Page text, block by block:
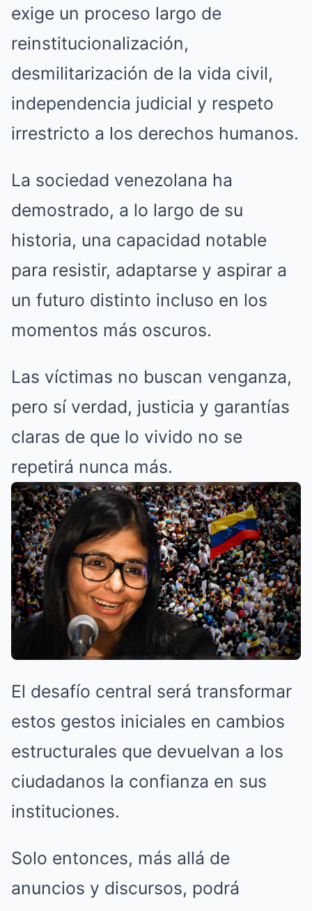
exige un proceso largo de
reinstitucionalización,
desmilitarización de la vida civil,
independencia judicial y respeto
irrestricto a los derechos humanos.
La sociedad venezolana ha
demostrado, a lo largo de su
historia, una capacidad notable
para resistir, adaptarse y aspirar a
un futuro distinto incluso en los
momentos más oscuros.
Las víctimas no buscan venganza,
pero sí verdad, justicia y garantías
claras de que lo vivido no se
repetirá nunca más.
El desafío central será transformar
estos gestos iniciales en cambios
estructurales que devuelvan a los
ciudadanos la confianza en sus
instituciones.
Solo entonces, más allá de
anuncios y discursos, podrá